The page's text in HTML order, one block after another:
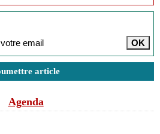
article
Agenda